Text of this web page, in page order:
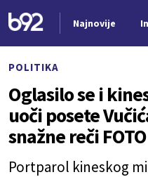
Najnovije
POLITIKA
Oglasilo se i
uoči posete
snažne reči FOTO
Portparol kineskog